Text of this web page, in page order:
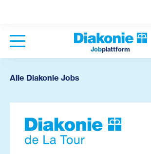
Jobplattform
Alle Diakonie Jobs